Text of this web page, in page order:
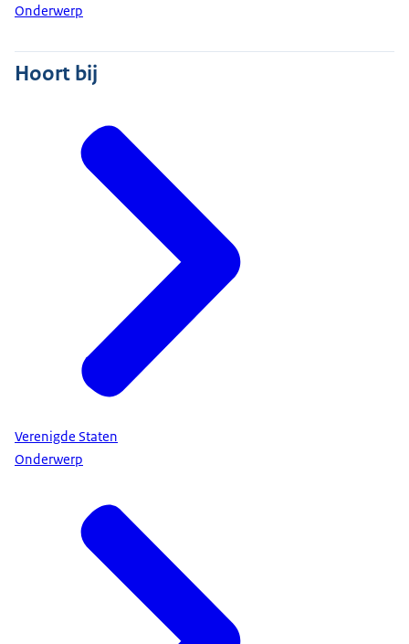
Onderwerp
Hoort bij
Verenigde Staten
Onderwerp